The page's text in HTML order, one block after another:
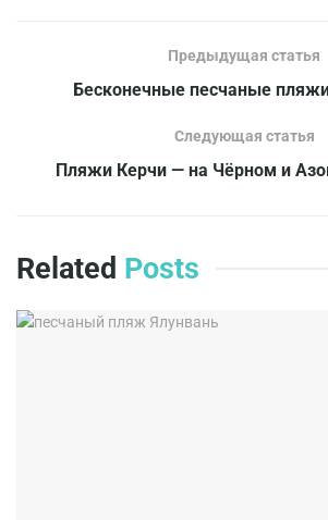
Предыдущая статья
Бесконечные песчаные
Следующая статья
Пляжи Керчи — на Чёрном и
Related Posts